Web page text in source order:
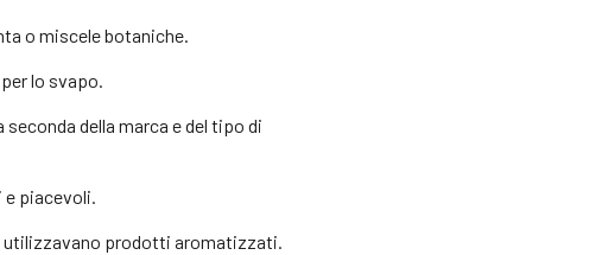
o miscele botaniche.
lo svapo.
della marca e del tipo di
piacevoli.
utilizzavano prodotti aromatizzati.